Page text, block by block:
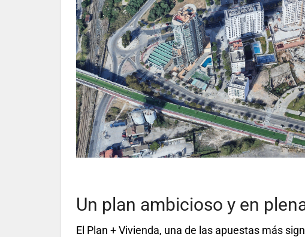
Un plan ambicioso y en
El Plan + Vivienda, una de las apuestas más